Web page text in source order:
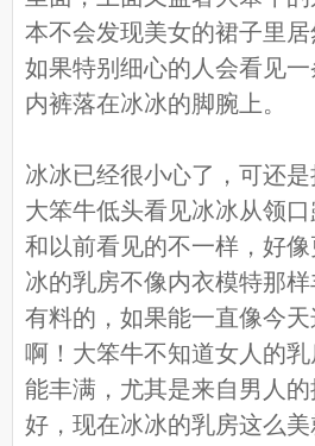
本不会发现美女的裙子里
如果特别细心的人会看见
内裤落在冰冰的脚腕上。
冰冰已经很小心了，可还是
大笨牛低头看见冰冰从领
和以前看见的不一样，好
冰的乳房不像内衣模特那
有料的，如果能一直像今
啊！大笨牛不知道女人的
能丰满，尤其是来自男人
好，现在冰冰的乳房这么